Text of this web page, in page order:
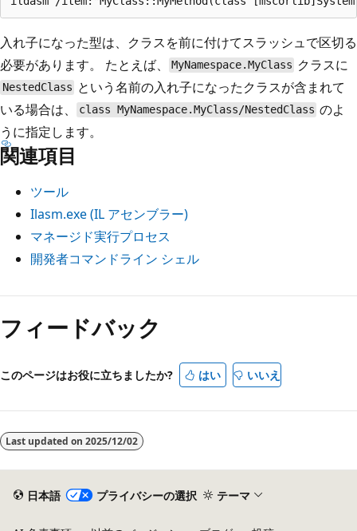
入れ子になった型は、クラスを前に付けてスラッシュで区切る
必要があります。 たとえば、
MyNamespace.MyClass クラスに
NestedClass という名前の入れ子になったクラスが含まれて
いる場合は、
class MyNamespace.MyClass/NestedClass のよ
うに指定します。
関連項目
ツール
Ilasm.exe (IL アセンブラー)
マネージド実行プロセス
開発者コマンドライン シェル
フィードバック
このページはお役に立ちましたか? はい いいえ
Last updated on 2025/12/02
日本語 プライバシーの選択 テーマ